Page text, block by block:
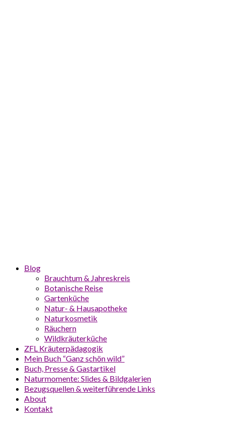
Blog
Brauchtum & Jahreskreis
Botanische Reise
Gartenküche
Natur- & Hausapotheke
Naturkosmetik
Räuchern
Wildkräuterküche
ZFL Kräuterpädagogik
Mein Buch “Ganz schön wild”
Buch, Presse & Gastartikel
Naturmomente: Slides & Bildgalerien
Bezugsquellen & weiterführende Links
About
Kontakt